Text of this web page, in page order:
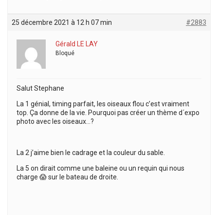
25 décembre 2021 à 12 h 07 min #2883
Gérald LE LAY
Bloqué
Salut Stephane
La 1 génial, timing parfait, les oiseaux flou c’est vraiment
top. Ça donne de la vie. Pourquoi pas créer un thème d´expo
photo avec les oiseaux…?
La 2 j’aime bien le cadrage et la couleur du sable.
La 5 on dirait comme une baleine ou un requin qui nous
charge 😱 sur le bateau de droite.